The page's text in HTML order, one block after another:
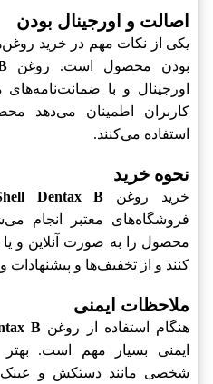
اصالت و اورجینال بودن
یکی از نکات مهم در خرید
بودن محصول است. روغن
اورجینال و با
کاربران اطمینان می‌دهد
استفاده می‌کنند.
نحوه خرید
خرید روغن Dentax B
فروشگاه‌های معتبر انجام
محصول را به صورت آنلاین و
کنند و از تخفیف‌ها و پیشنهادات
ملاحظات ایمنی
هنگام استفاده از روغن B
ایمنی بسیار مهم است.
شخصی مانند دستکش و